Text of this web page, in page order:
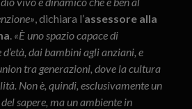
, dichiara l’assessore alla
. «È uno spazio capace di
dai bambini agli anziani, e
tra generazioni, dove la cultura
Non è, quindi, esclusivamente un
sapere, ma un ambiente in